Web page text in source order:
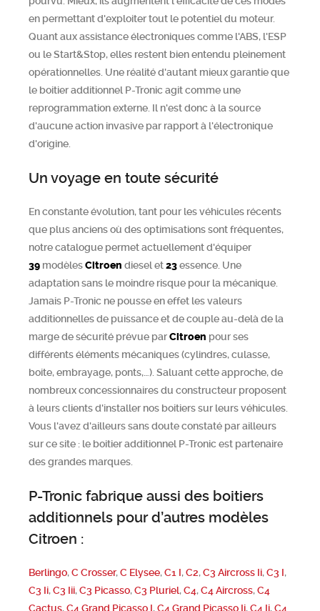
en permettant d'exploiter tout le potentiel du moteur.
Quant aux assistance électroniques comme l'ABS, l'ESP
ou le Start&Stop, elles restent bien entendu pleinement
opérationnelles. Une réalité d'autant mieux garantie que
le boitier additionnel P-Tronic agit comme une
reprogrammation externe. Il n'est donc à la source
d'aucune action invasive par rapport à l'électronique
d'origine.
Un voyage en toute sécurité
En constante évolution, tant pour les véhicules récents
que plus anciens où des optimisations sont fréquentes,
notre catalogue permet actuellement d'équiper
39 modèlesCitroen diesel et23essence. Une
adaptation sans le moindre risque pour la mécanique.
Jamais P-Tronic ne pousse en effet les valeurs
additionnelles de puissance et de couple au-delà de la
marge de sécurité prévue parCitroen pour ses
différents éléments mécaniques (cylindres, culasse,
boite, embrayage, ponts,…). Saluant cette approche, de
nombreux concessionnaires du constructeur proposent
à leurs clients d'installer nos boitiers sur leurs véhicules.
Vous l'avez d'ailleurs sans doute constaté par ailleurs
sur ce site : le boitier additionnel P-Tronic est partenaire
des grandes marques.
P-Tronic fabrique aussi des boitiers
additionnels pour d’autres modèles
Citroen :
Berlingo,C Crosser,C Elysee,C1 I,C2,C3 Aircross Ii,C3 I,
C3 Ii,C3 Iii,C3 Picasso,C3 Pluriel,C4,C4 Aircross,C4
Cactus,C4 Grand Picasso I,C4 Grand Picasso Ii,C4 Ii,C4